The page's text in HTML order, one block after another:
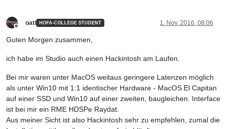
Offline
oati HOFA-COLLEGE STUDENT 1. Nov. 2016, 08:06
Guten Morgen zusammen,
ich habe im Studio auch einen Hackintosh am Laufen.
Bei mir waren unter MacOS weitaus geringere Latenzen möglich
als unter Win10 mit 1:1 identischer Hardware - MacOS El Capitan
auf einer SSD und Win10 auf einer zweiten, baugleichen. Interface
ist bei mir ein RME HDSPe Raydat.
Aus meiner Sicht ist also Hackintosh sehr zu empfehlen, zumal die